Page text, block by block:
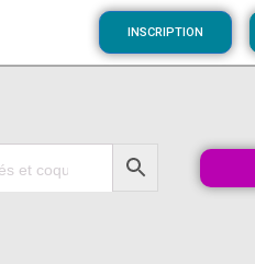
INSCRIPTION